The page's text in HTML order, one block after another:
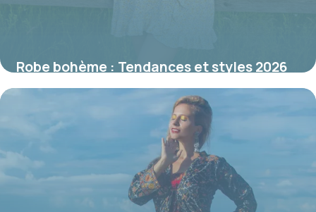
Robe bohème : Tendances et styles 2026
15 juin 2026